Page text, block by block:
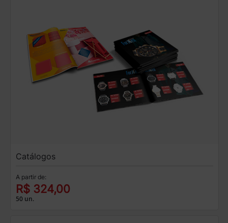
Catálogos
A partir de:
R$ 324,00
50 un.